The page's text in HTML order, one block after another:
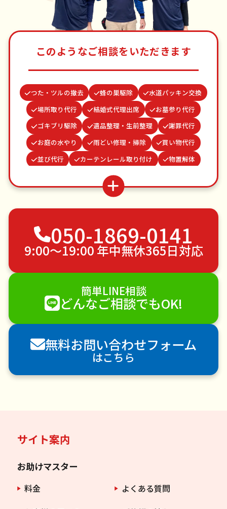
このようなご相談をいただきます
つた・ツルの撤去 蜂の巣駆除
水道パッキン交換
場所取り代行
結婚式代理出席
お墓参り代行
ゴキブリ駆除
遺品整理・生前整理
謝罪代行
お庭の水やり
雨どい修理・掃除
買い物代行
並び代行
カーテンレール取り付け
物置解体
網戸張替え
病院付き添い
クモの駆除
波板張替え
不用品回収
ゴミ屋敷片付け
草刈り・草むしり
植木の伐採
手すり取り付け
ペットのお世話
エアコンクリーニング
DIY・日曜大工
ハウスクリーニング
雪かき・雪下ろし
電球交換
襖（ふすま）の張替え
空き家管理
害獣駆除
防草シート施工
ナメクジ駆除
害虫駆除
050-1869-0141
9:00〜19:00 年中無休365日対応
簡単LINE相談
どんなご相談でもOK!
無料お問い合わせフォーム
はこちら
サイト案内
お助けマスター
料金
よくある質問